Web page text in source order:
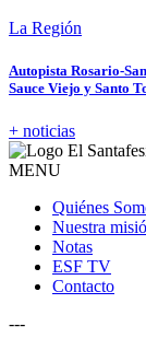
La Región
Autopista Rosario-
Sauce Viejo y Santo
+ noticias
MENU
Quiénes
Nuestra
Notas
ESF TV
Contacto
---